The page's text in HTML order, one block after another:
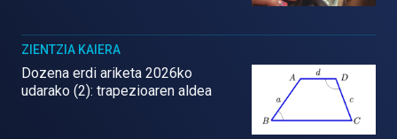
ZIENTZIA KAIERA
Dozena erdi ariketa 2026ko
udarako (2): trapezioaren aldea